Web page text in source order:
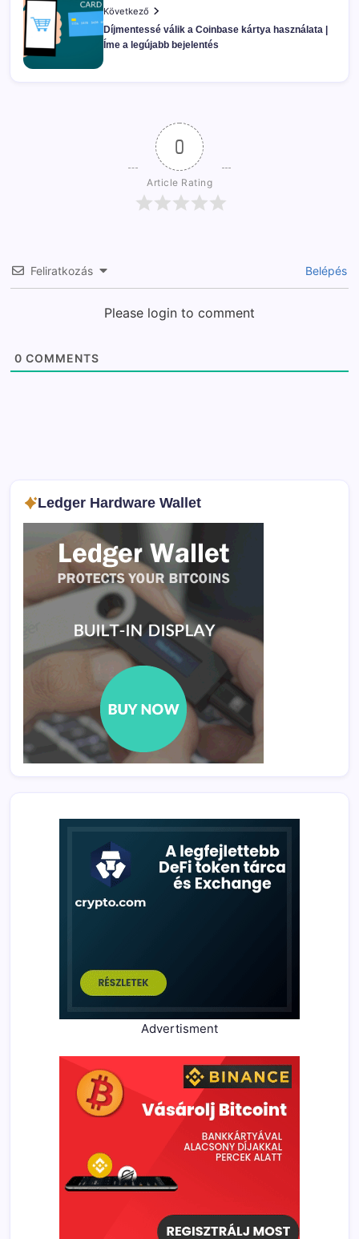
Következő
Díjmentessé válik a Coinbase kártya használata |
Íme a legújabb bejelentés
0
Article Rating
Feliratkozás Belépés
Please login to comment
0 COMMENTS
Ledger Hardware Wallet
Advertisment